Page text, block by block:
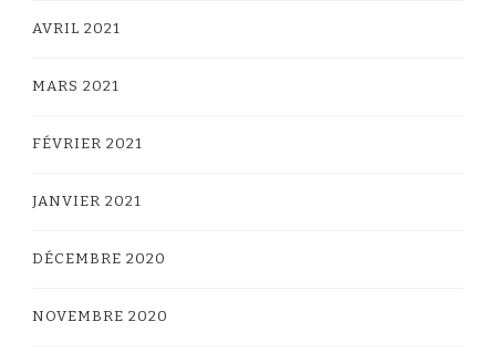
AVRIL 2021
MARS 2021
FÉVRIER 2021
JANVIER 2021
DÉCEMBRE 2020
NOVEMBRE 2020